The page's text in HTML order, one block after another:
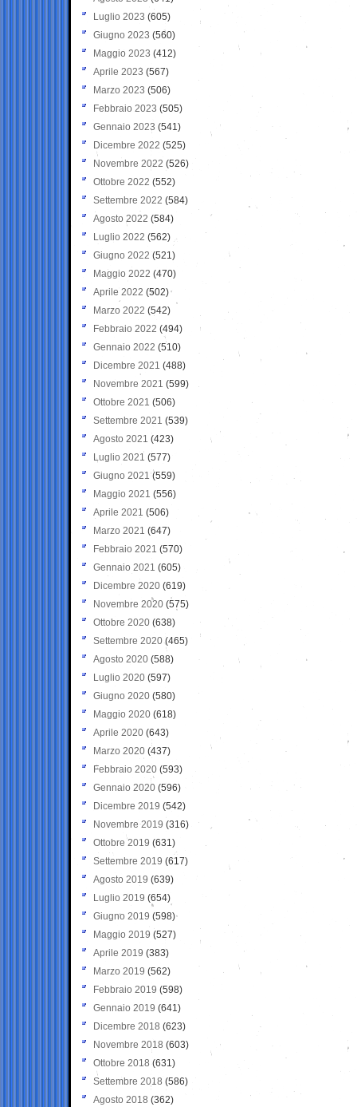
Luglio 2023 (605)
Giugno 2023 (560)
Maggio 2023 (412)
Aprile 2023 (567)
Marzo 2023 (506)
Febbraio 2023 (505)
Gennaio 2023 (541)
Dicembre 2022 (525)
Novembre 2022 (526)
Ottobre 2022 (552)
Settembre 2022 (584)
Agosto 2022 (584)
Luglio 2022 (562)
Giugno 2022 (521)
Maggio 2022 (470)
Aprile 2022 (502)
Marzo 2022 (542)
Febbraio 2022 (494)
Gennaio 2022 (510)
Dicembre 2021 (488)
Novembre 2021 (599)
Ottobre 2021 (506)
Settembre 2021 (539)
Agosto 2021 (423)
Luglio 2021 (577)
Giugno 2021(559)
Maggio 2021 (556)
Aprile 2021 (506)
Marzo 2021 (647)
Febbraio 2021 (570)
Gennaio 2021 (605)
Dicembre 2020 (619)
Novembre 2020 (575)
Ottobre 2020 (638)
Settembre 2020(465)
Agosto 2020 (588)
Luglio 2020 (597)
Giugno 2020 (580)
Maggio 2020 (618)
Aprile 2020 (643)
Marzo 2020 (437)
Febbraio 2020 (593)
Gennaio 2020 (596)
Dicembre 2019 (542)
Novembre 2019 (316)
Ottobre 2019 (631)
Settembre 2019 (617)
Agosto 2019 (639)
Luglio 2019 (654)
Giugno 2019 (598)
Maggio 2019 (527)
Aprile 2019 (383)
Marzo 2019 (562)
Febbraio 2019 (598)
Gennaio 2019 (641)
Dicembre 2018 (623)
Novembre 2018 (603)
Ottobre 2018 (631)
Settembre 2018 (586)
Agosto 2018 (362)